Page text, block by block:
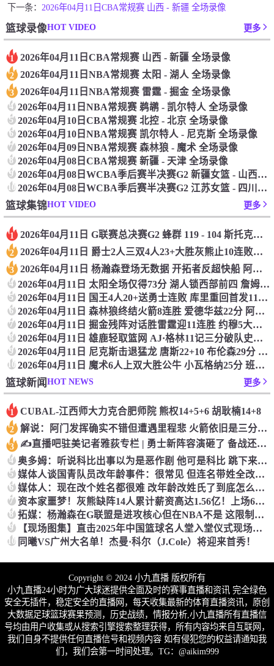
下一条： 2026年04月11日CBA常规赛 山西 - 新疆 全场录像
篮球录像HOT VIDEO 更多
1 2026年04月11日CBA常规赛 山西 - 新疆 全场录像
2 2026年04月11日NBA常规赛 太阳 - 湖人 全场录像
3 2026年04月11日NBA常规赛 雷霆 - 掘金 全场录像
4 2026年04月11日NBA常规赛 鹈鹕 - 凯尔特人 全场录像
5 2026年04月10日CBA常规赛 北控 - 北京 全场录像
6 2026年04月10日NBA常规赛 凯尔特人 - 尼克斯 全场录像
7 2026年04月09日NBA常规赛 森林狼 - 魔术 全场录像
8 2026年04月08日CBA常规赛 新疆 - 天津 全场录像
9 2026年04月08日WCBA季后赛半决赛G2 新疆女篮 - 山西女篮 全场录像
10 2026年04月08日WCBA季后赛半决赛G2 江苏女篮 - 四川女篮 全场录像
篮球集锦HOT VIDEO 更多
1 2026年04月11日 G联赛总决赛G2 蜂群 119 - 104 斯托克顿国王 集锦
2 2026年04月11日 爵士2人三双4人23+大胜灰熊止10连败！马沙克13+15+12+10失误
3 2026年04月11日 杨瀚森登场无数据 开拓者反超快船 阿夫迪亚35分 伦纳德24+8
4 2026年04月11日 太阳全场仅得73分 湖人锁西部前四 詹姆斯28+6+12 肯纳德19分
5 2026年04月11日 国王4人20+送勇士连败 库里重回首发11分 波杰姆生涯新高30分
6 2026年04月11日 森林狼终结火箭8连胜 爱德华兹22分 阿门41+9+7 杜兰特33+7+7
7 2026年04月11日 掘金残阵对话胜雷霆迎11连胜 约穆5大主力缺阵 雷霆10人休战
8 2026年04月11日 雄鹿轻取篮网 AJ·格林11记三分破队史纪录 科马克·瑞安28分
9 2026年04月11日 尼克斯击退猛龙 唐斯22+10 布伦森29分 英格拉姆16+6
10 2026年04月11日 魔术6人上双大胜公牛 小瓦格纳25分 班凯罗14+9+7 凯恩20+8
篮球新闻HOT NEWS 更多
1 CUBAL-江西师大力克合肥师院 熊权14+5+6 胡耿楠14+8
2 解说：阿门发挥确实不错但遭遇里程悲 火箭依旧是三分难产
3 ✍直播吧驻美记者雅荻专栏 | 勇士新阵容演砸了 备战还剩48分钟
4 奥多姆：听说科比出事以为是恶作剧 他可是科比 跳下来也稳稳着地
5 媒体人谈国青队员改年龄事件：很常见 但连名带姓全改还是第一次
6 媒体人：现在改个姓名都很难 改年龄改姓氏了到底怎么做到的？
7 资本家噩梦！灰熊缺阵14人累计薪资高达1.56亿！上场6人才拿82万
8 拓媒：杨瀚森在G联盟是进攻核心但在NBA不是 这限制了他的发挥
9 【现场图集】直击2025年中国篮球名人堂入堂仪式现场彩排
10 同曦VS广州大名单！杰曼·科尔（J.Cole）将迎来首秀！
Copyright © 2024 小九直播 版权所有
小九直播24小时为广大球迷提供全面及时的赛事直播和资讯 完全绿色
安全无插件，稳定安全的直播网，每天收集最新的体育直播资讯，原创
大数据足球篮球赛果预测，历史战绩，情报分析,小九直播所有直播信
号均由用户收集或从搜索引擎搜索整理获得，所有内容均来自互联网，
我们自身不提供任何直播信号和视频内容 如有侵犯您的权益请通知我
们，我们会第一时间处理。TG：@aikim999